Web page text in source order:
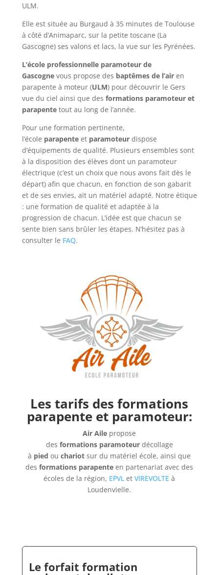
ULM.
Elle est située au Burgaud à 35 minutes de Toulouse
à côté d’Animaparc, sur la petite toscane (La
Gascogne) ses valons et lacs, la vue sur les Pyrénées.
L’école professionnelle paramoteur de
Gascognevous propose des baptêmes de l’air en
parapente à moteur (ULM) pour découvrir le Gers
vue du ciel ainsi que des formations paramoteur et
parapentetout au long de l’année.
Pour une formation pertinente,
l’école parapente et paramoteur dispose
d’équipements de qualité. Plusieurs ensembles sont
à la disposition des élèves dont un paramoteur
électrique (c’est un choix que nous avons fait dès le
départ) afin que chacun, en fonction de son gabarit
et de ses envies, ait un matériel adapté. Notre étique
: une formation de qualité et adaptée à la
progression de chacun. L’idée est que chacun se
sente bien sans brûler les étapes. N’hésitez pas à
consulter le FAQ.
Les tarifs des formations
parapente et paramoteur:
Air Aile propose
des formations paramoteurdécollage
à pied ouchariot sur du matériel école, ainsi que
desformations parapente en partenariat avec des
écoles de la région, EPVL etVIREVOLTE à
Loudenvielle.
Le forfait formation